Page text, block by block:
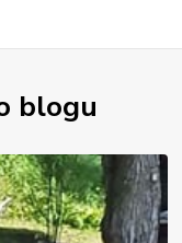
blogu